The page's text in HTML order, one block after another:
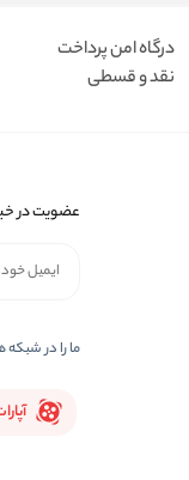
درگاه امن پرداخت
نقد و قسطی
عضویت در
ما را در شبکه